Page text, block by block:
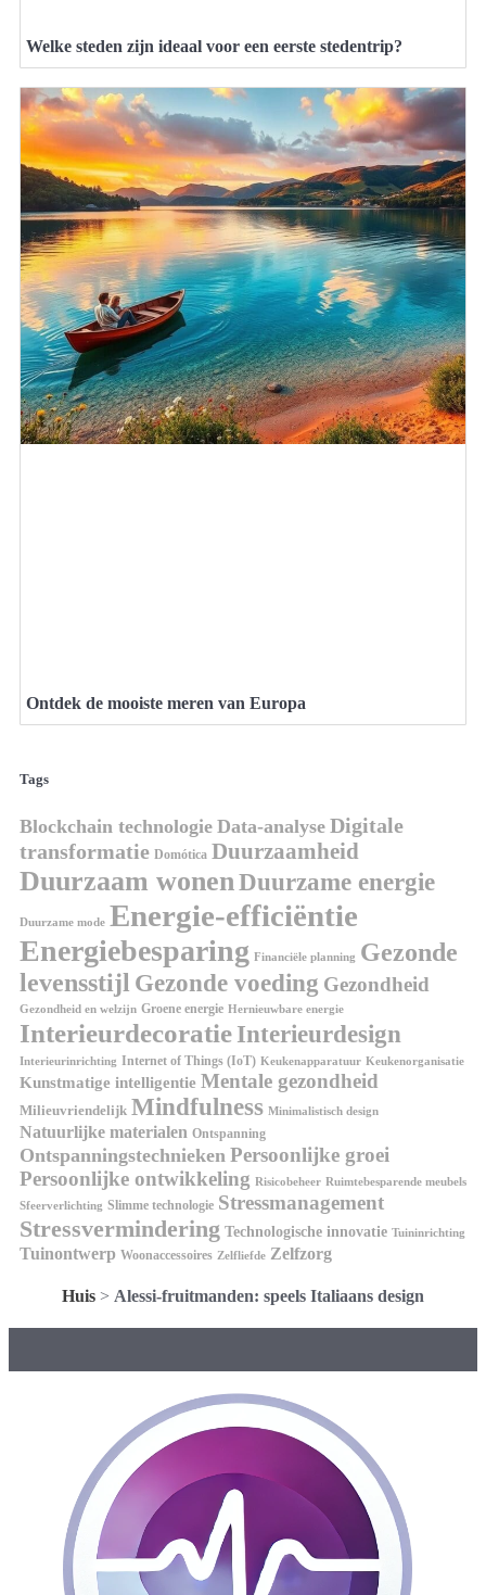
Welke steden zijn ideaal voor een eerste stedentrip?
Ontdek de mooiste meren van Europa
Tags
Blockchain technologie Data-analyse Digitale
transformatie Domótica Duurzaamheid
Duurzaam wonenDuurzame energie
Duurzame mode Energie-efficiëntie
Energiebesparing Financiële planning Gezonde
levensstijl Gezonde voeding Gezondheid
Gezondheid en welzijn Groene energie Hernieuwbare energie
InterieurdecoratieInterieurdesign
Interieurinrichting Internet of Things (IoT) Keukenapparatuur Keukenorganisatie
Kunstmatige intelligentie Mentale gezondheid
Milieuvriendelijk Mindfulness Minimalistisch design
Natuurlijke materialen Ontspanning
Ontspanningstechnieken Persoonlijke groei
Persoonlijke ontwikkeling Risicobeheer Ruimtebesparende meubels
Sfeerverlichting Slimme technologie Stressmanagement
Stressvermindering Technologische innovatie Tuininrichting
Tuinontwerp Woonaccessoires Zelfliefde Zelfzorg
Huis > Alessi-fruitmanden: speels Italiaans design